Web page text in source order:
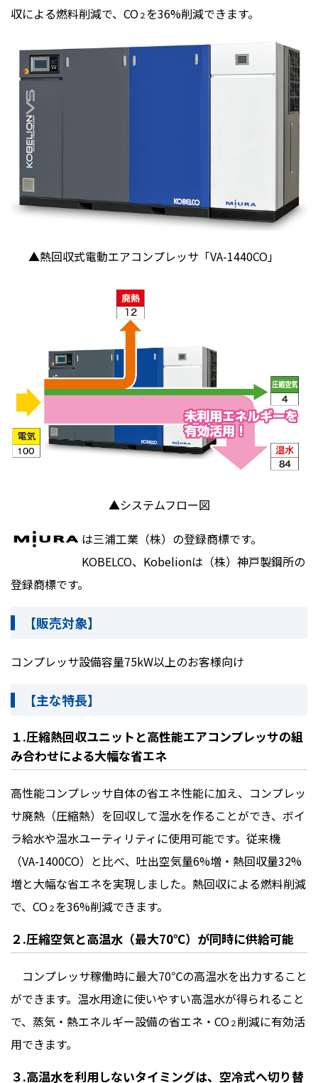
収による燃料削減で、 CO２を36%削減できます。
▲熱回収式電動エアコンプレッサ「VA-1440CO」
▲システムフロー図
は三浦工業（株）の登録商標です。
KOBELCO、 Kobelionは（株）神戸製鋼所の
登録商標です。
【販売対象】
コンプレッサ設備容量75kW以上のお客様向け
【主な特長】
１.圧縮熱回収ユニットと高性能エアコンプレッサの組
み合わせによる大幅な省エネ
高性能コンプレッサ自体の省エネ性能に加え、コンプレッ
サ廃熱（圧縮熱）を回収して温水を作ることができ、ボイ
ラ給水や温水ユーティリティに使用可能です。従来機
（VA-1400CO）と比べ、吐出空気量6%増・熱回収量32%
増と大幅な省エネを実現しました。熱回収による燃料削減
で、 CO２を36%削減できます。
２.圧縮空気と高温水（最大70℃）が同時に供給可能
コンプレッサ稼働時に最大70℃の高温水を出力すること
ができます。温水用途に使いやすい高温水が得られること
で、蒸気・熱エネルギー設備の省エネ・ CO２削減に有効活
用できます。
３.高温水を利用しないタイミングは、空冷式へ切り替